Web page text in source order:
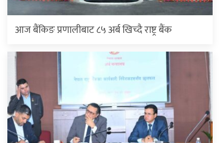
आज बैंकिङ प्रणालीबाट ८५ अर्ब खिच्दै राष्ट्र बैंक